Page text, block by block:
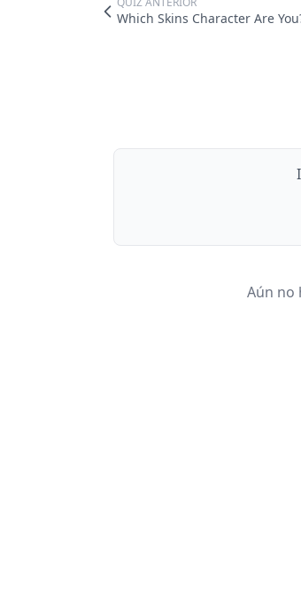
Which Skins Character Are
Aún no